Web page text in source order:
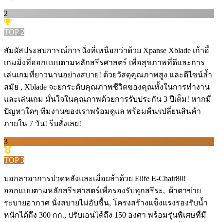
2
TOP 2
สัมผัสประสบการณ์การนั่งที่เหนือกว่าด้วย Xpanse Xblade เก้าอี้
เกมมิ่งที่ออกแบบตามหลักสรีรศาสตร์ เพื่อสุขภาพที่ดีและการ
เล่นเกมที่ยาวนานอย่างสบาย! ด้วยวัสดุคุณภาพสูง และดีไซน์ล้ำ
สมัย , Xblade จะยกระดับคุณภาพชีวิตของคุณทั้งในการทำงาน
และเล่นเกม มั่นใจในคุณภาพด้วยการรับประกัน 3 ปีเต็ม! หากมี
ปัญหาใดๆ ทีมงานของเราพร้อมดูแล พร้อมคืน/เปลี่ยนสินค้า
ภายใน 7 วัน! รีบสั่งเลย!
3
TOP3
บอกลาอาการปวดหลังและเมื่อยล้าด้วย Elife E-Chair80!
ออกแบบตามหลักสรีรศาสตร์เพื่อรองรับทุกสรีระ, ️ ผ้าตาข่าย
ระบายอากาศ นั่งสบายไม่อับชื้น, โครงสร้างแข็งแรงรองรับน้ำ
หนักได้ถึง 300 กก., ปรับเอนได้ถึง 150 องศา พร้อมรุ่นพิเศษที่มี